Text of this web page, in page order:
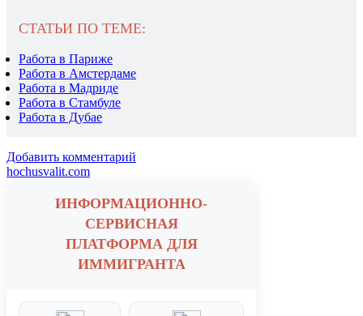
СТАТЬИ ПО ТЕМЕ:
Работа в Париже
Работа в Амстердаме
Работа в Мадриде
Работа в Стамбуле
Работа в Дубае
Добавить комментарий
hochusvalit.com
ИНФОРМАЦИОННО-
СЕРВИСНАЯ
ПЛАТФОРМА ДЛЯ
ИММИГРАНТА